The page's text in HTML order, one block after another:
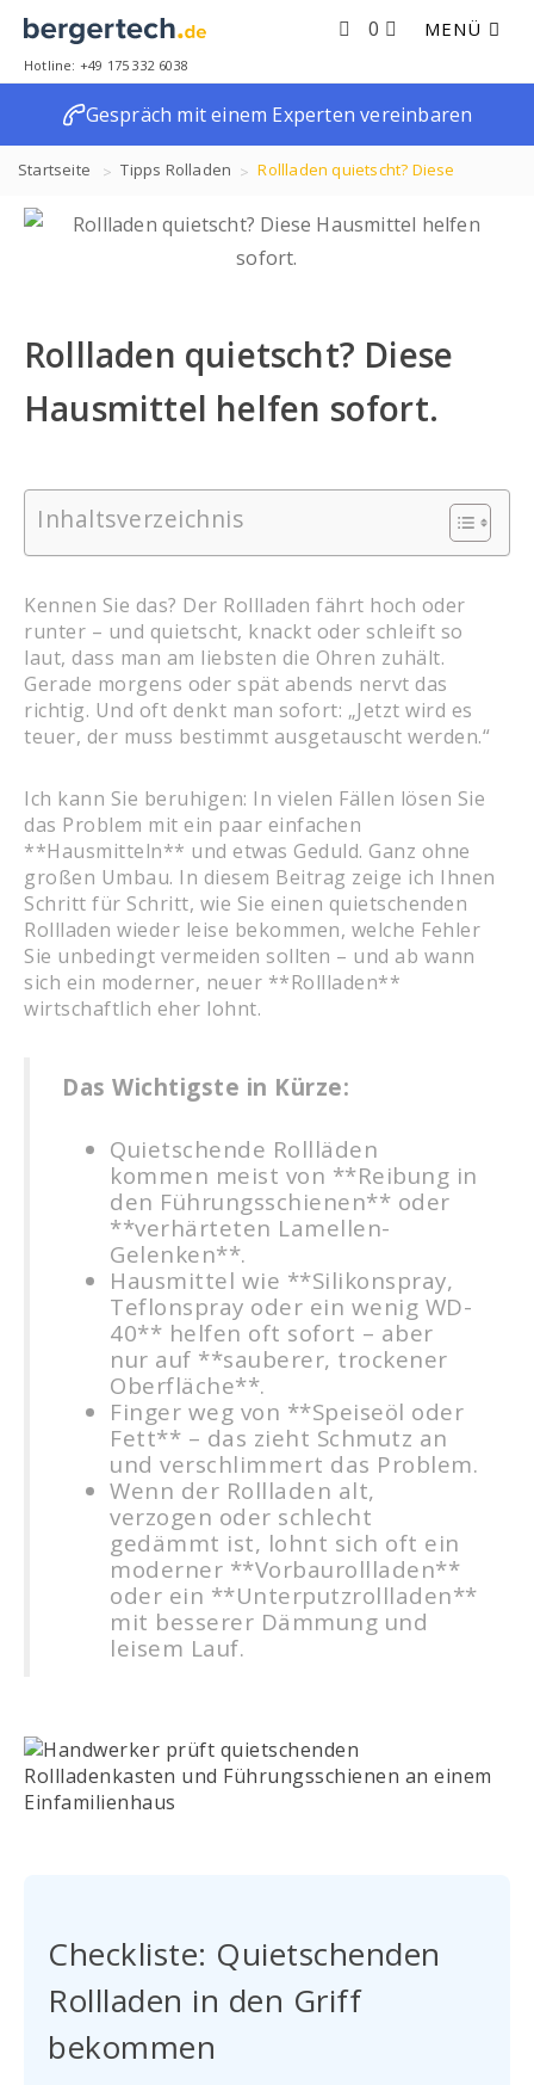
MENÜ
0
Hotline: +49 175 332 6038
Gespräch mit einem Experten vereinbaren
Startseite Tipps Rolladen Rollladen quietscht? Diese
Hausmittel helfen sofort.
Rollladen quietscht? Diese
Hausmittel helfen sofort.
Inhaltsverzeichnis
Kennen Sie das? Der Rollladen fährt hoch oder
runter – und quietscht, knackt oder schleift so
laut, dass man am liebsten die Ohren zuhält.
Gerade morgens oder spät abends nervt das
richtig. Und oft denkt man sofort: „Jetzt wird es
teuer, der muss bestimmt ausgetauscht werden.“
Ich kann Sie beruhigen: In vielen Fällen lösen Sie
das Problem mit ein paar einfachen
**Hausmitteln** und etwas Geduld. Ganz ohne
großen Umbau. In diesem Beitrag zeige ich Ihnen
Schritt für Schritt, wie Sie einen quietschenden
Rollladen wieder leise bekommen, welche Fehler
Sie unbedingt vermeiden sollten – und ab wann
sich ein moderner, neuer **Rollladen**
wirtschaftlich eher lohnt.
Das Wichtigste in Kürze:
Quietschende Rollläden
kommen meist von **Reibung in
den Führungsschienen** oder
**verhärteten Lamellen-
Gelenken**.
Hausmittel wie **Silikonspray,
Teflonspray oder ein wenig WD-
40** helfen oft sofort – aber
nur auf **sauberer, trockener
Oberfläche**.
Finger weg von **Speiseöl oder
Fett** – das zieht Schmutz an
und verschlimmert das Problem.
Wenn der Rollladen alt,
verzogen oder schlecht
gedämmt ist, lohnt sich oft ein
moderner **Vorbaurollladen**
oder ein **Unterputzrollladen**
mit besserer Dämmung und
leisem Lauf.
Checkliste: Quietschenden
Rollladen in den Griff
bekommen